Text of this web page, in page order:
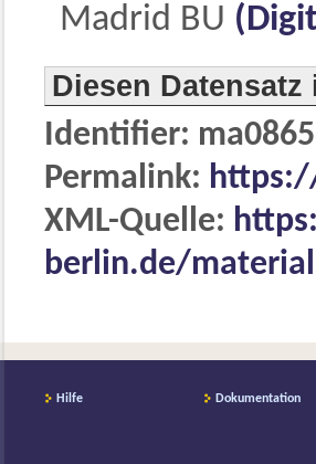
Madrid BU
Diesen Datensatz
Identifier:
Permalink:
XML-Quelle:
berlin.de/
Hilfe Dokumentation